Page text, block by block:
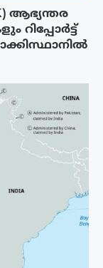
ആഭ്യന്തര
റിപ്പോർട്ട്